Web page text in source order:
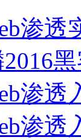
渗透
渗透
渗透